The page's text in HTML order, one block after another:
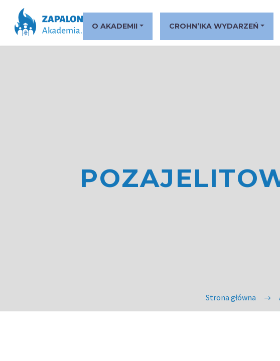
O AKADEMII CROHN’IKA WYDARZEŃ
Strona główna